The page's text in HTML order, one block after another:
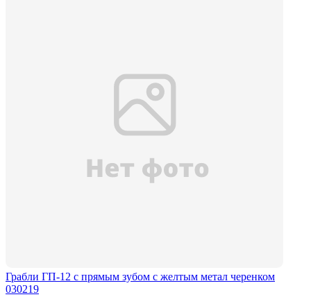
Грабли ГП-12 с прямым зубом с желтым метал черенком
030219